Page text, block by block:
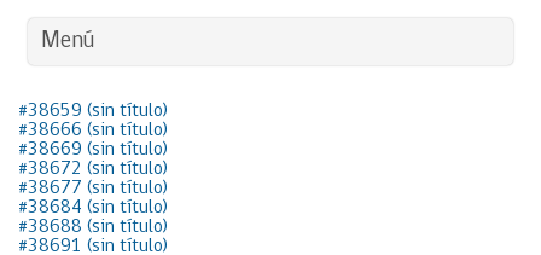
Menú
#38659 (sin título)
#38666 (sin título)
#38669 (sin título)
#38672 (sin título)
#38677 (sin título)
#38684 (sin título)
#38688 (sin título)
#38691 (sin título)